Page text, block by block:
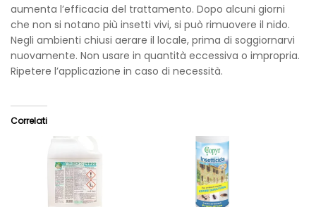
aumenta l’efficacia del trattamento. Dopo alcuni giorni
che non si notano più insetti vivi, si può rimuovere il nido.
Negli ambienti chiusi aerare il locale, prima di soggiornarvi
nuovamente. Non usare in quantità eccessiva o impropria.
Ripetere l’applicazione in caso di necessità.
Correlati